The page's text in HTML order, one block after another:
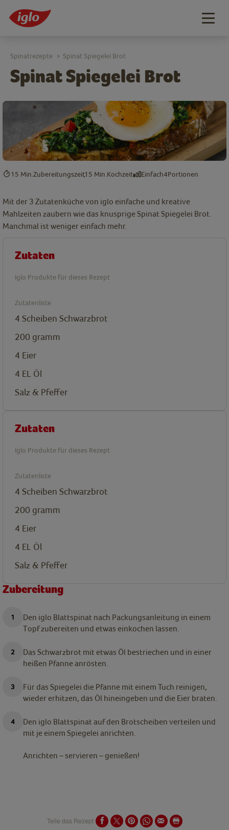
Spinat Spiegelei Brot
Spinatrezepte > Spinat Spiegelei Brot
15 Min. Zubereitungszeit15 Min. Kochzeit Einfach4Portionen
Mit der 3 Zutatenküche von iglo einfache und kreative
Mahlzeiten zaubern wie das knusprige Spinat Spiegelei Brot.
Manchmal ist weniger einfach mehr.
Zutaten
Iglo Produkte für dieses Rezept
Zutatenliste
4 Scheiben Schwarzbrot
200 gramm
4 Eier
4 EL Öl
Salz & Pfeffer
Zutaten
Iglo Produkte für dieses Rezept
Zutatenliste
4 Scheiben Schwarzbrot
200 gramm
4 Eier
4 EL Öl
Salz & Pfeffer
Zubereitung
Den iglo Blattspinat nach Packungsanleitung in einem
Topf zubereiten und etwas einkochen lassen.
Das Schwarzbrot mit etwas Öl bestriechen und in einer
heißen Pfanne anrösten.
Für das Spiegelei die Pfanne mit einem Tuch reinigen,
wieder erhitzen, das Öl hineingeben und die Eier braten.
Den iglo Blattspinat auf den Brotscheiben verteilen und
mit je einem Spiegelei anrichten.
Anrichten – servieren – genießen!
Teile das Rezept